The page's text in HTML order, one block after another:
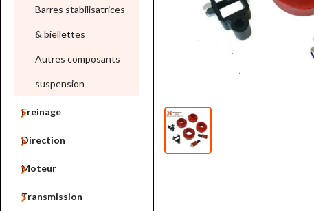
Barres stabilisatrices
& biellettes
Autres composants
suspension
Freinage

Direction

Moteur

Transmission
